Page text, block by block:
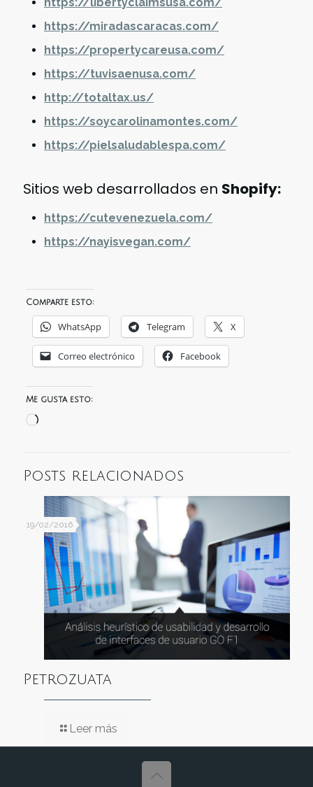
https://miradascaracas.com/
https://propertycareusa.com/
https://tuvisaenusa.com/
http://totaltax.us/
https://soycarolinamontes.com/
https://pielsaludablespa.com/
Sitios web desarrollados en Shopify:
https://cutevenezuela.com/
https://nayisvegan.com/
Comparte esto:
WhatsApp Telegram X
Correo electrónico Facebook
Me gusta esto:
Cargando...
Posts relacionados
19/02/2016
Petrozuata
Leer más